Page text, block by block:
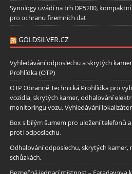
Synology uvádí na trh DP5200,
pro ochranu firemních dat
GOLDSILVER.CZ
Vyhledávání odposlechu a skrytých
Prohlídka (OTP)
OTP Obranně Technická Prohlídka pro
vozidla, skrytých kamer, odhalování
monitoringu vozu. Vyhledávání
Box s bílým šumem pro uložení telefonů
proti odposlechu.
Odhalování odposlechu, skrytých kamer,
schůzkách.